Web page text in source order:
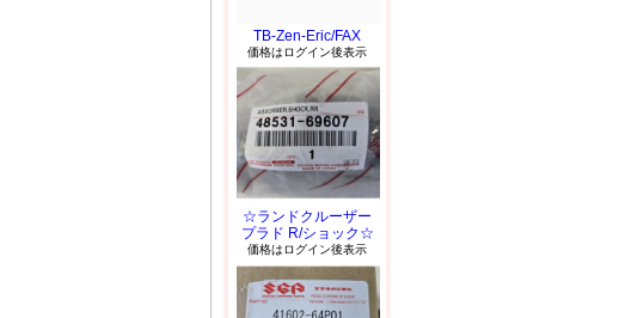
TB-Zen-Eric/FAX
価格はログイン後表示
☆ランドクルーザー
プラド R/ショック☆
価格はログイン後表示